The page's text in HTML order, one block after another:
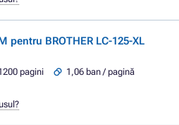
pentru BROTHER LC-125-XL
pagini
1,06 ban / pagină